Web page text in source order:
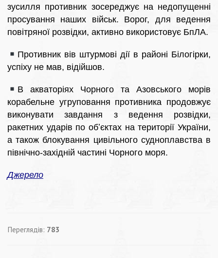
зусилля противник зосереджує на недопущенні
просування наших військ. Ворог, для ведення
повітряної розвідки, активно використовує БпЛА.
Противник вів штурмові дії в районі Білогірки,
успіху не мав, відійшов.
В акваторіях Чорного та Азовського морів
корабельне угруповання противника продовжує
виконувати завдання з ведення розвідки,
ракетних ударів по обʼєктах на території України,
а також блокування цивільного судноплавства в
північно-західній частині Чорного моря.
Джерело
Переглядів: 783